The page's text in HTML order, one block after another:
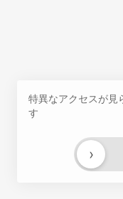
特異なアクセスが見
す
›